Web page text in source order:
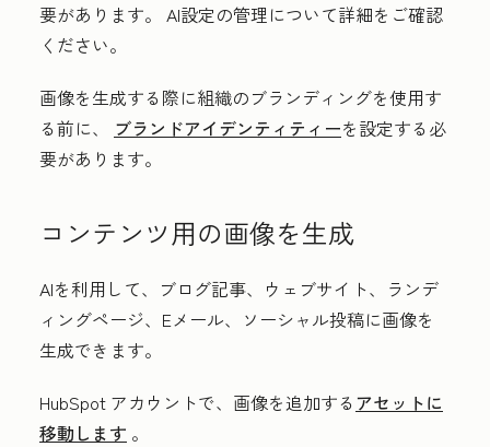
要があります。 AI設定の管理について詳細をご確認
ください。
画像を生成する際に組織のブランディングを使用す
る前に、 ブランドアイデンティティーを設定する必
要があります。
コンテンツ用の画像を生成
AIを利用して、ブログ記事、ウェブサイト、ランデ
ィングページ、Eメール、ソーシャル投稿に画像を
生成できます。
HubSpot アカウントで、画像を追加するアセットに
移動します 。